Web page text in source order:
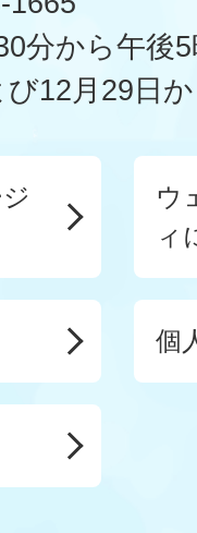
分から午後
び12月29日
ウ
ィ
個